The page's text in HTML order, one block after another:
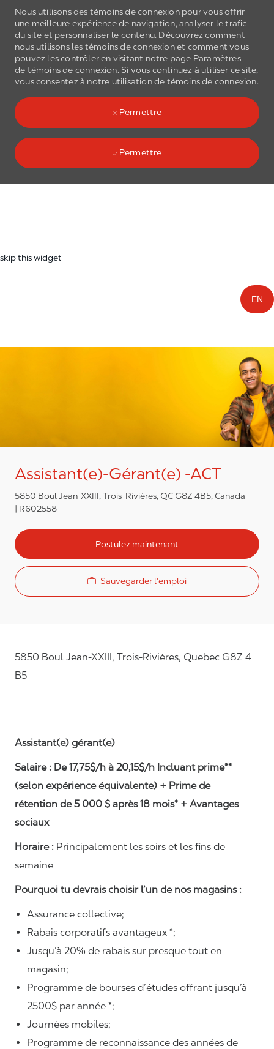
Nous utilisons des témoins de connexion pour vous offrir
une meilleure expérience de navigation, analyser le trafic
du site et personnaliser le contenu. Découvrez comment
nous utilisons les témoins de connexionet comment vous
pouvez les contrôler en visitant notre page Paramètres
de témoins de connexion. Si vous continuez à utiliser ce site,
vous consentez à notre utilisation de témoins de connexion.
Permettre
Permettre
Skip to main content
(0)
skip this widget
EN
Assistant(e)-Gérant(e) -ACT
5850 Boul Jean-XXIII, Trois-Rivières, QC G8Z 4B5, Canada
R602558
Postulez maintenant
Sauvegarder l'emploi
5850 Boul Jean-XXIII, Trois-Rivières, Quebec G8Z 4
B5
Assistant(e) gérant(e)
Salaire : De 17,75$/h à 20,15$/h Incluant prime**
(selon expérience équivalente) + Prime de
rétention de 5 000 $ après 18 mois* + Avantages
sociaux
Horaire : Principalement les soirs et les fins de
semaine
Pourquoi tu devrais choisir l’un de nos magasins :
Assurance collective;
Rabais corporatifs avantageux *;
Jusqu’à 20% de rabais sur presque tout en
magasin;
Programme de bourses d’études offrant jusqu’à
2500$ par année *;
Journées mobiles;
Programme de reconnaissance des années de